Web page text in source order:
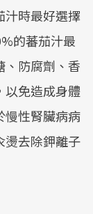
汁時最好選擇
的蕃茄汁最
、防腐劑、香
以免造成身體
慢性腎臟病病
燙去除鉀離子